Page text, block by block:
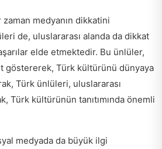
medyanın dikkatini
de, uluslararası alanda da dikkat
elde etmektedir. Bu ünlüler,
göstererek, Türk kültürünü dünyaya
Türk ünlüleri, uluslararası
Türk kültürünün tanıtımında önemli
medyada da büyük ilgi